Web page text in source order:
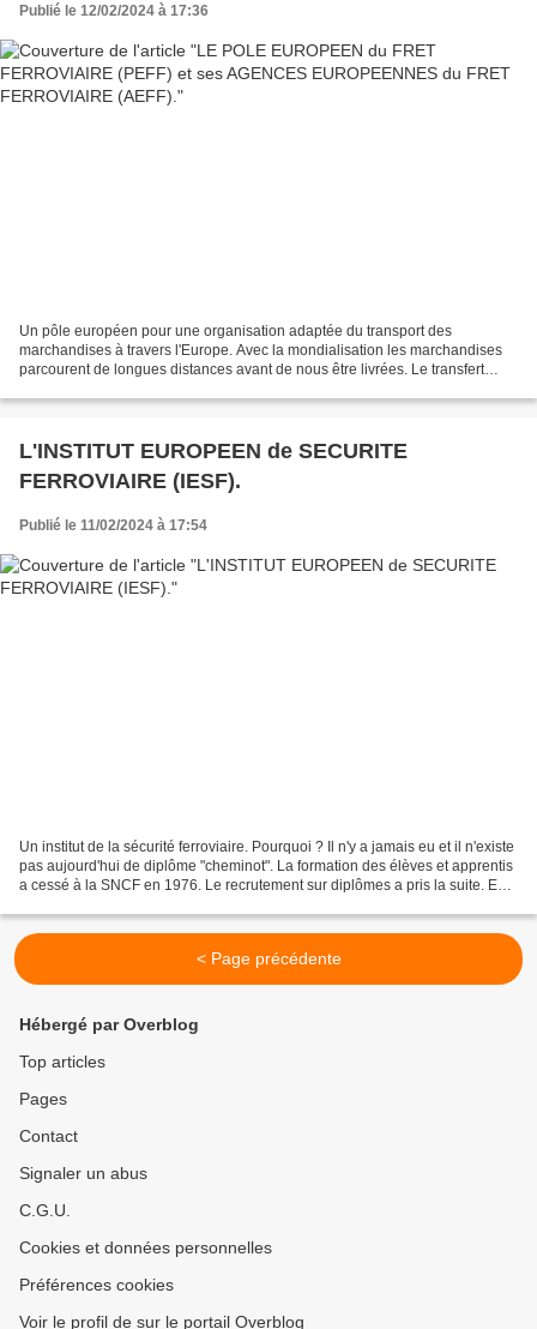
Publié le 12/02/2024 à 17:36
Un pôle européen pour une organisation adaptée du transport des
marchandises à travers l'Europe. Avec la mondialisation les marchandises
parcourent de longues distances avant de nous être livrées. Le transfert
L'INSTITUT EUROPEEN de SECURITE
FERROVIAIRE (IESF).
Publié le 11/02/2024 à 17:54
Un institut de la sécurité ferroviaire. Pourquoi ? Il n'y a jamais eu et il n'existe
pas aujourd'hui de diplôme "cheminot". La formation des élèves et apprentis
a cessé à la SNCF en 1976. Le recrutement sur diplômes a pris la suite. En
< Page précédente
Hébergé par Overblog
Top articles
Pages
Contact
Signaler un abus
C.G.U.
Cookies et données personnelles
Préférences cookies
Voir le profil de sur le portail Overblog